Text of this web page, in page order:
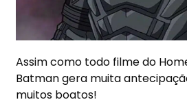
Assim como todo filme do
Batman gera muita
muitos boatos!